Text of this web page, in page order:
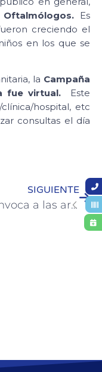
Es
creciendo el
en los que se
la Campaña
fue virtual. Este
hospital, etc
consultas el día
SIGUIENTE
Se convoca a las artesanas y artesanos de Entre Ríos al primer concurso de pieza única